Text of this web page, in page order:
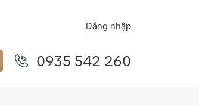
Đăng nhập
0935 542 260